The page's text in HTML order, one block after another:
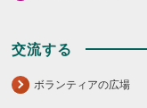
交流する
ボランティアの広場